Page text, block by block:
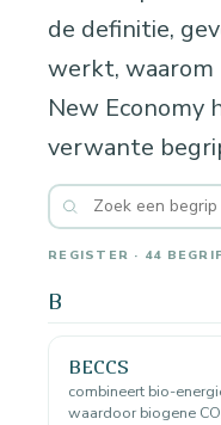
de definitie,
werkt,
New Economy
verwante
REGISTER · 44
B
BECCS
combineert bio-
waardoor biogene